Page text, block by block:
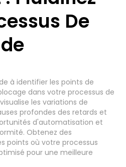
financiers (Du
- Clôture de
(7)
- Écritures
(7)
De
à identifier les points de
dans votre processus de
les variations de
profondes des retards et
d'automatisation et
Obtenez des
points où votre processus
pour une meilleure